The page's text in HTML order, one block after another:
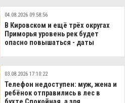
04.08.2026 09:58:56
В Кировском и ещё трёх округах
Приморья уровень рек будет
опасно повышаться - даты
03.08.2026 17:10:22
Телефон недоступен: муж, жена и
ребёнок отправились в лес в